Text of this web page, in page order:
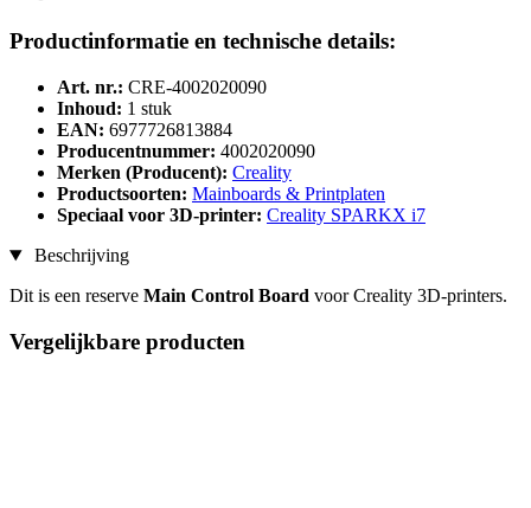
Productinformatie en technische details:
Art. nr.: CRE-4002020090
Inhoud: 1 stuk
EAN: 6977726813884
Producentnummer: 4002020090
Merken (Producent): Creality
Productsoorten: Mainboards & Printplaten
Speciaal voor 3D-printer: Creality SPARKX i7
Beschrijving
Dit is een reserve Main Control Board voor Creality 3D-printers.
Vergelijkbare producten